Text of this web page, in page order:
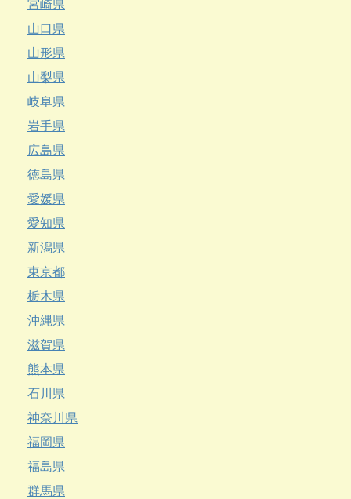
宮崎県
山口県
山形県
山梨県
岐阜県
岩手県
広島県
徳島県
愛媛県
愛知県
新潟県
東京都
栃木県
沖縄県
滋賀県
熊本県
石川県
神奈川県
福岡県
福島県
群馬県